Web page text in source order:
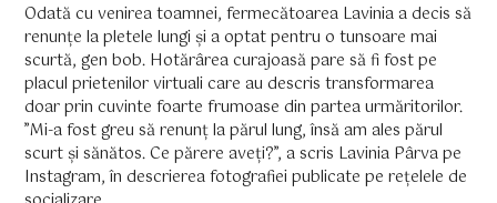
Odată cu venirea toamnei, fermecătoarea Lavinia a decis să
renunțe la pletele lungi și a optat pentru o tunsoare mai
scurtă, gen bob. Hotărârea curajoasă pare să fi fost pe
placul prietenilor virtuali care au descris transformarea
doar prin cuvinte foarte frumoase din partea urmăritorilor.
”Mi-a fost greu să renunț la părul lung, însă am ales părul
scurt și sănătos. Ce părere aveți?”, a scris Lavinia Pârva pe
Instagram, în descrierea fotografiei publicate pe rețelele de